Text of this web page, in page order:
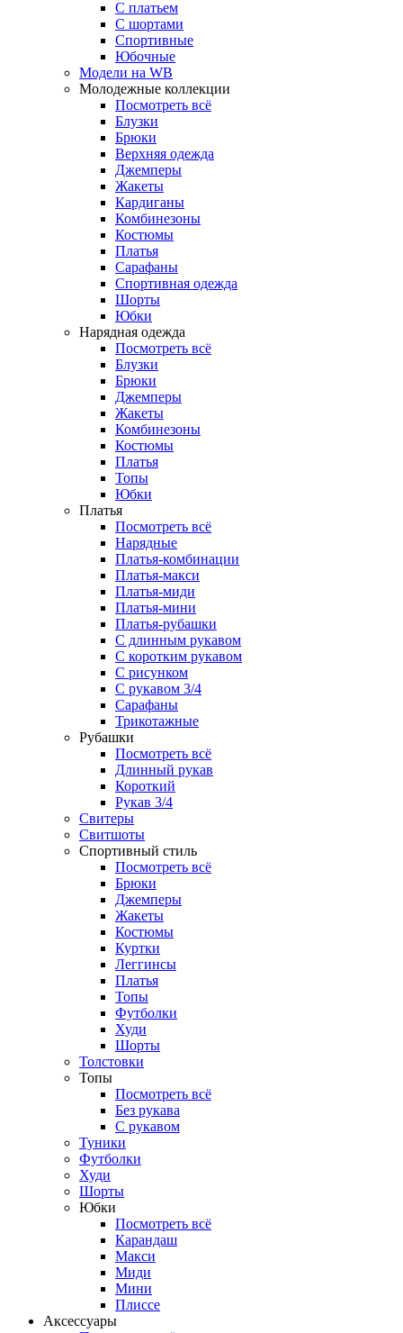
С платьем
С шортами
Спортивные
Юбочные
Модели на WB
Молодежные коллекции
Посмотреть всё
Блузки
Брюки
Верхняя одежда
Джемперы
Жакеты
Кардиганы
Комбинезоны
Костюмы
Платья
Сарафаны
Спортивная одежда
Шорты
Юбки
Нарядная одежда
Посмотреть всё
Блузки
Брюки
Джемперы
Жакеты
Комбинезоны
Костюмы
Платья
Топы
Юбки
Платья
Посмотреть всё
Нарядные
Платья-комбинации
Платья-макси
Платья-миди
Платья-мини
Платья-рубашки
С длинным рукавом
С коротким рукавом
С рисунком
С рукавом 3/4
Сарафаны
Трикотажные
Рубашки
Посмотреть всё
Длинный рукав
Короткий
Рукав 3/4
Свитеры
Свитшоты
Спортивный стиль
Посмотреть всё
Брюки
Джемперы
Жакеты
Костюмы
Куртки
Леггинсы
Платья
Топы
Футболки
Худи
Шорты
Толстовки
Топы
Посмотреть всё
Без рукава
С рукавом
Туники
Футболки
Худи
Шорты
Юбки
Посмотреть всё
Карандаш
Макси
Миди
Мини
Плиссе
Аксессуары